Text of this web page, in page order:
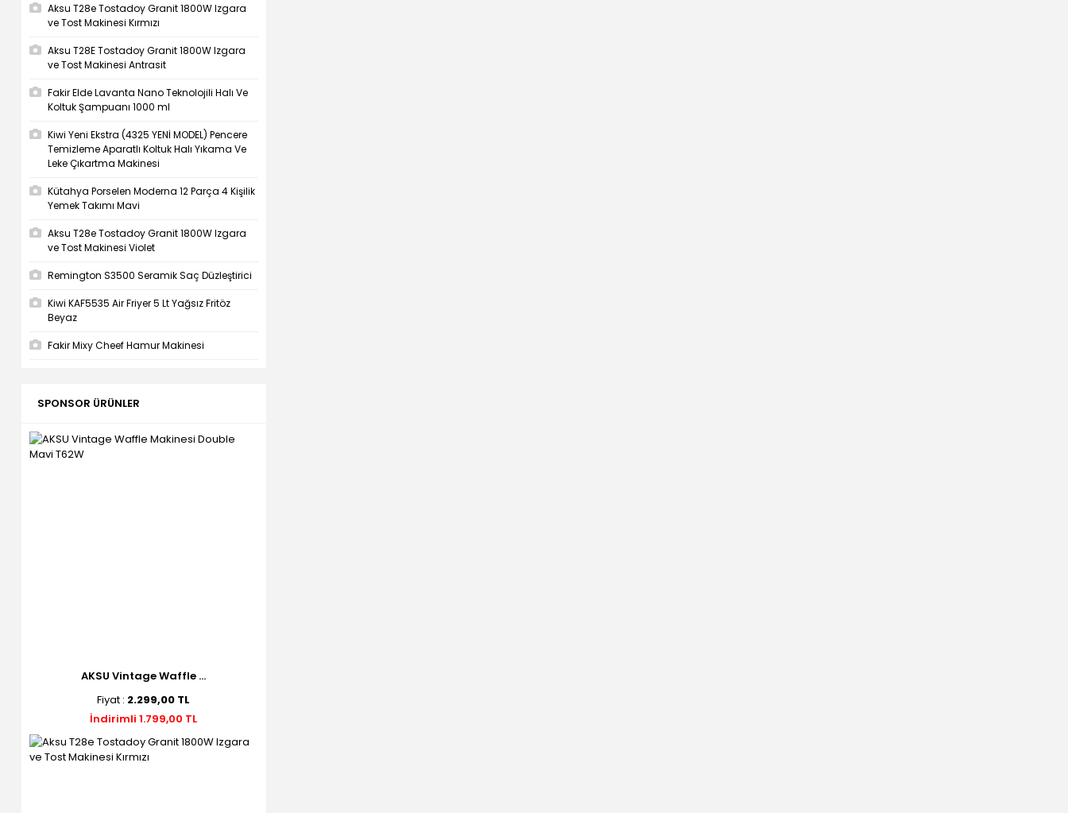
Aksu T28e Tostadoy Granit 1800W Izgara
ve Tost Makinesi Kırmızı
Aksu T28E Tostadoy Granit 1800W Izgara
ve Tost Makinesi Antrasit
Fakir Elde Lavanta Nano Teknolojili Halı Ve
Koltuk Şampuanı 1000 ml
Kiwi Yeni Ekstra (4325 YENİ MODEL) Pencere
Temizleme Aparatlı Koltuk Halı Yıkama Ve
Leke Çıkartma Makinesi
Kütahya Porselen Moderna 12 Parça 4 Kişilik
Yemek Takımı Mavi
Aksu T28e Tostadoy Granit 1800W Izgara
ve Tost Makinesi Violet
Remington S3500 Seramik Saç Düzleştirici
Kiwi KAF5535 Air Friyer 5 Lt Yağsız Fritöz
Beyaz
Fakir Mixy Cheef Hamur Makinesi
SPONSOR ÜRÜNLER
AKSU Vintage Waffle ...
Fiyat : 2.299,00 TL
İndirimli 1.799,00 TL